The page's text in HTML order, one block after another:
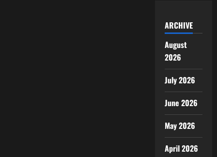
ARCHIVE
August
2026
July 2026
June 2026
May 2026
April 2026